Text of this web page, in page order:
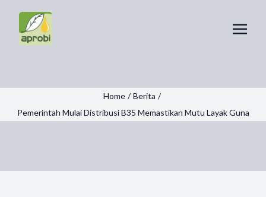
Home / Berita /
Pemerintah Mulai Distribusi B35 Memastikan Mutu Layak Guna